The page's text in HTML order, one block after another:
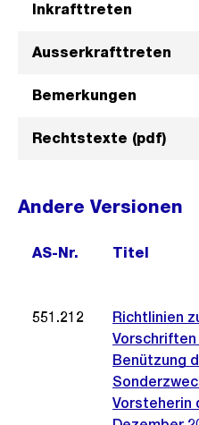
Inkrafttreten
Ausserkrafttreten
Bemerkungen
Rechtstexte (pdf)
Andere Versionen
AS-Nr. Titel
551.212
Richtlinien
Benützung
Vorsteherin